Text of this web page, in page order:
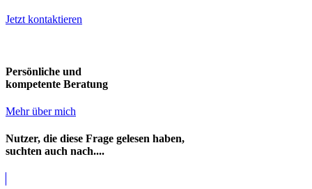
Jetzt kontaktieren
Persönliche und
kompetente Beratung
Mehr über mich
Nutzer, die diese Frage gelesen haben,
suchten auch nach....